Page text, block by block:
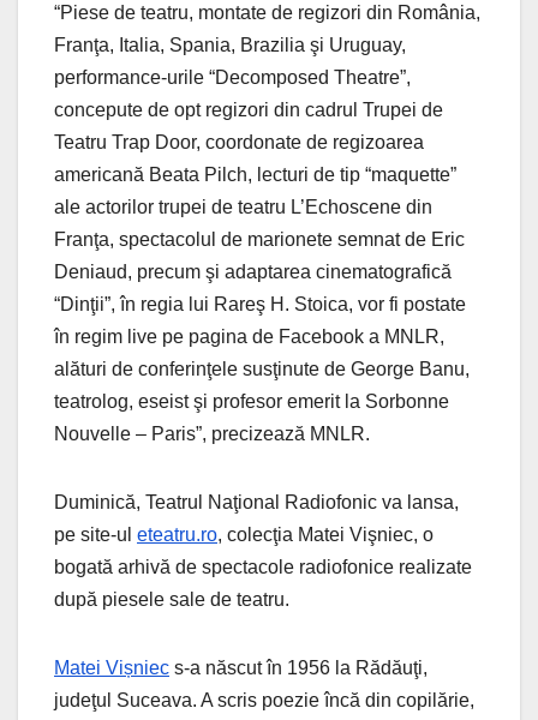
“Piese de teatru, montate de regizori din România,
Franţa, Italia, Spania, Brazilia şi Uruguay,
performance-urile “Decomposed Theatre”,
concepute de opt regizori din cadrul Trupei de
Teatru Trap Door, coordonate de regizoarea
americană Beata Pilch, lecturi de tip “maquette”
ale actorilor trupei de teatru L’Echoscene din
Franţa, spectacolul de marionete semnat de Eric
Deniaud, precum şi adaptarea cinematografică
“Dinţii”, în regia lui Rareş H. Stoica, vor fi postate
în regim live pe pagina de Facebook a MNLR,
alături de conferinţele susţinute de George Banu,
teatrolog, eseist şi profesor emerit la Sorbonne
Nouvelle – Paris”, precizează MNLR.
Duminică, Teatrul Naţional Radiofonic va lansa,
pe site-ul eteatru.ro, colecţia Matei Vişniec, o
bogată arhivă de spectacole radiofonice realizate
după piesele sale de teatru.
Matei Vișniec s-a născut în 1956 la Rădăuţi,
judeţul Suceava. A scris poezie încă din copilărie,